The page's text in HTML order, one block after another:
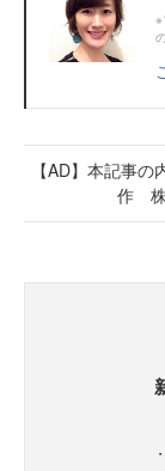
※
【AD】本記事
作 株